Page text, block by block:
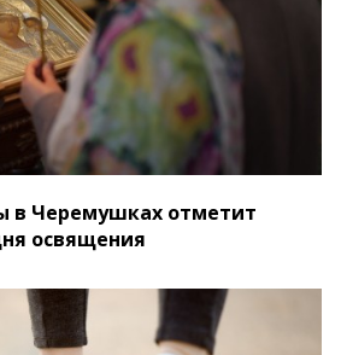
в Черемушках отметит
освящения